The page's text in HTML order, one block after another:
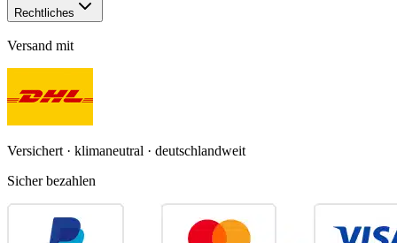
Rechtliches
Versand mit
Versichert · klimaneutral · deutschlandweit
Sicher bezahlen